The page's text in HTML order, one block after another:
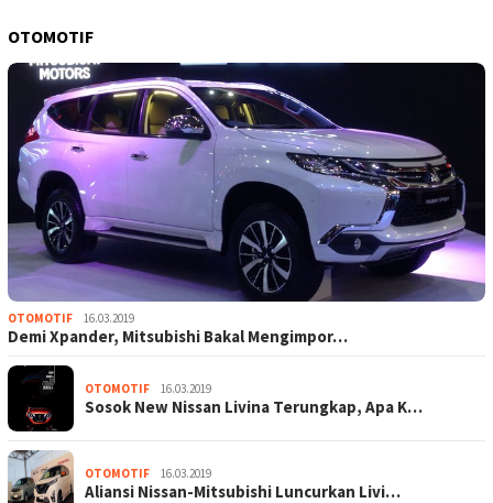
OTOMOTIF
OTOMOTIF 16.03.2019
Demi Xpander, Mitsubishi Bakal Mengimpor…
OTOMOTIF 16.03.2019
Sosok New Nissan Livina Terungkap, Apa K…
OTOMOTIF 16.03.2019
Aliansi Nissan-Mitsubishi Luncurkan Livi…